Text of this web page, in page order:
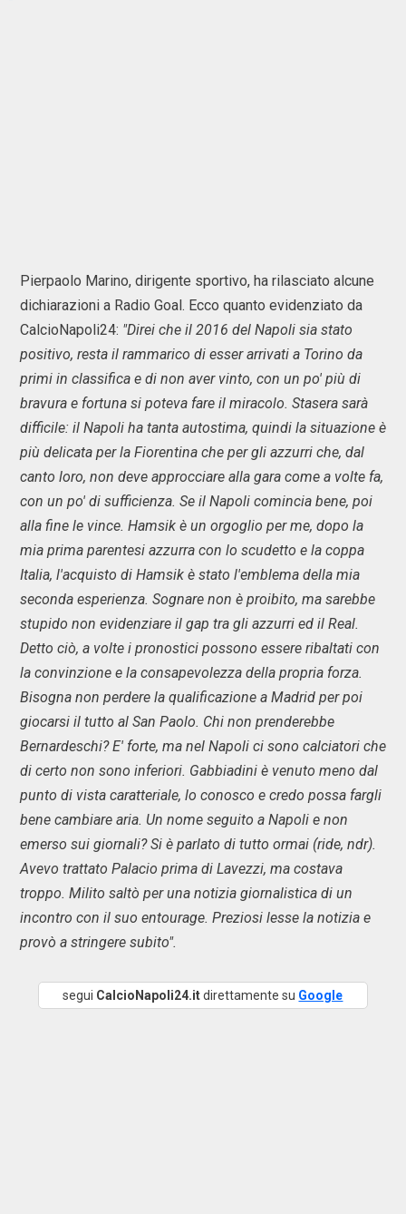
Pierpaolo Marino, dirigente sportivo, ha rilasciato alcune
dichiarazioni a Radio Goal. Ecco quanto evidenziato da
CalcioNapoli24: "Direi che il 2016 del Napoli sia stato
positivo, resta il rammarico di esser arrivati a Torino da
primi in classifica e di non aver vinto, con un po' più di
bravura e fortuna si poteva fare il miracolo. Stasera sarà
difficile: il Napoli ha tanta autostima, quindi la situazione è
più delicata per la Fiorentina che per gli azzurri che, dal
canto loro, non deve approcciare alla gara come a volte fa,
con un po' di sufficienza. Se il Napoli comincia bene, poi
alla fine le vince. Hamsik è un orgoglio per me, dopo la
mia prima parentesi azzurra con lo scudetto e la coppa
Italia, l'acquisto di Hamsik è stato l'emblema della mia
seconda esperienza. Sognare non è proibito, ma sarebbe
stupido non evidenziare il gap tra gli azzurri ed il Real.
Detto ciò, a volte i pronostici possono essere ribaltati con
la convinzione e la consapevolezza della propria forza.
Bisogna non perdere la qualificazione a Madrid per poi
giocarsi il tutto al San Paolo. Chi non prenderebbe
Bernardeschi? E' forte, ma nel Napoli ci sono calciatori che
di certo non sono inferiori. Gabbiadini è venuto meno dal
punto di vista caratteriale, lo conosco e credo possa fargli
bene cambiare aria. Un nome seguito a Napoli e non
emerso sui giornali? Si è parlato di tutto ormai (ride, ndr).
Avevo trattato Palacio prima di Lavezzi, ma costava
troppo. Milito saltò per una notizia giornalistica di un
incontro con il suo entourage. Preziosi lesse la notizia e
provò a stringere subito".
segui CalcioNapoli24.itdirettamente su Google